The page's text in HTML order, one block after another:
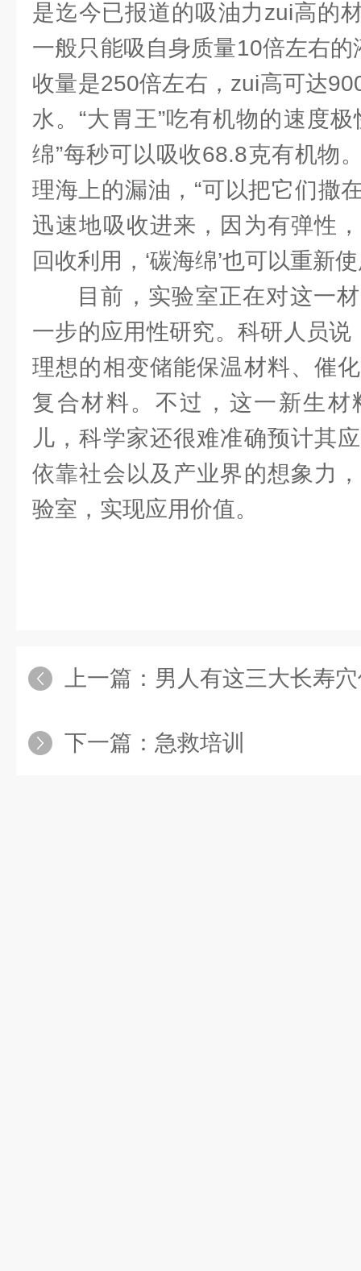
是迄今已报道的吸油力zui高的
一般只能吸自身质量10倍左右的
收量是250倍左右，zui高可达
水。“大胃王”吃有机物的速度
绵”每秒可以吸收68.8克有机物
理海上的漏油，“可以把它们撒
迅速地吸收进来，因为有弹性
回收利用，‘碳海绵’也可以重新
目前，实验室正在对这一
一步的应用性研究。科研人员说
理想的相变储能保温材料、催
复合材料。不过，这一新生
儿，科学家还很难准确预计其
依靠社会以及产业界的想象力
验室，实现应用价值。
上一篇： 男人有这三大长寿
下一篇： 急救培训